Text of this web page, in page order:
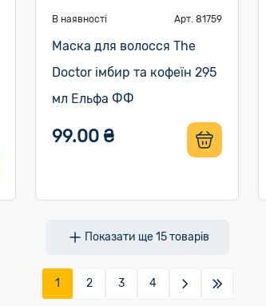
В наявності Арт. 81759
Маска для волосся The
Doctor імбир та кофеїн 295
мл Ельфа ФФ
99.00 ₴
Показати ще15товарів
1 2 3 4